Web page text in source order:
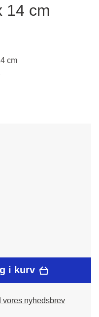
14 cm
cm
i kurv
vores nyhedsbrev